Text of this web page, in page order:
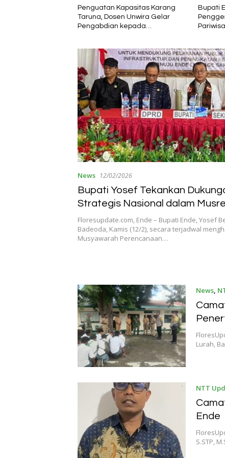
Bupati Ende: KMP Inerie II Jadi
Penggerak Ekonomi dan
Pariwisata Daerah
Sinergi
Polres
Forum
News 12/02/2026
Bupati Yosef Tekankan
Strategis Nasional dalam
RKPD 2027
Floresupdate.com, Ende – Bupati Ende, Yosef
Badeoda, Kamis (12/2), secara terjadwal
Musyawarah Perencanaan…
News,
Lurah,
NTT
Ende
S.STP,